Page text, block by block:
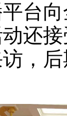
台
还
，